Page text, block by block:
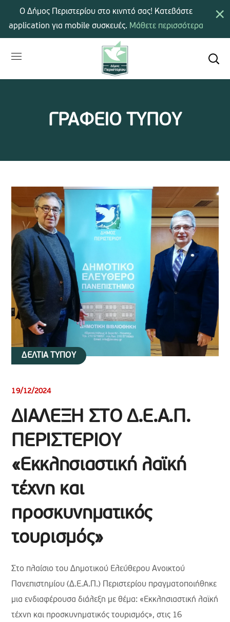
ΓΡΑΦΕΙΟ ΤΥΠΟΥ
ΔΕΛΤΙΑ ΤΥΠΟΥ
19/12/2024
ΔΙΑΛΕΞΗ ΣΤΟ Δ.Ε.Α.Π.
ΠΕΡΙΣΤΕΡΙΟΥ
«Εκκλησιαστική λαϊκή
τέχνη και
προσκυνηματικός
τουρισμός»
Στο πλαίσιο του Δημοτικού Ελεύθερου Ανοικτού
Πανεπιστημίου (Δ.Ε.Α.Π.) Περιστερίου πραγματοποιήθηκε
μια ενδιαφέρουσα διάλεξη με θέμα: «Εκκλησιαστική λαϊκή
τέχνη και προσκυνηματικός τουρισμός», στις 16
×
Ο Δήμος Περιστερίου στο κινητό σας! Κατεβάστε
application για mobile συσκευές. Μάθετε περισσότερα